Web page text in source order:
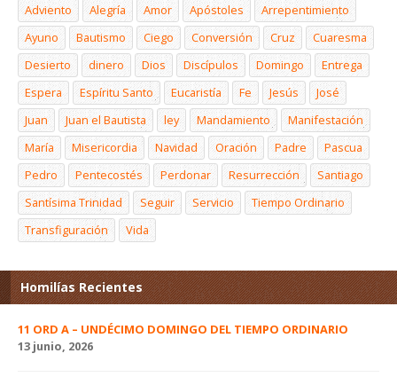
Adviento Alegría Amor Apóstoles
Arrepentimiento
Ayuno
Bautismo Ciego Conversión Cruz
Cuaresma
Desierto
dinero Dios Discípulos Domingo
Entrega
Espera
Espíritu Santo Eucaristía Fe Jesús
José
Juan
Juan el Bautista ley Mandamiento
Manifestación
María
Misericordia Navidad Oración Padre
Pascua
Pedro
Pentecostés Perdonar Resurrección
Santiago
Santísima Trinidad
Seguir Servicio
Tiempo Ordinario
Transfiguración
Vida
Homilías Recientes
11 ORD A – UNDÉCIMO DOMINGO DEL TIEMPO ORDINARIO
13 junio, 2026